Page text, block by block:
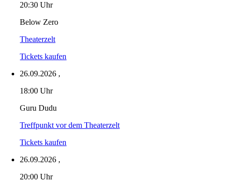
20:30 Uhr
Below Zero
Theaterzelt
Tickets kaufen
26.09.2026 ,
18:00 Uhr
Guru Dudu
Treffpunkt vor dem Theaterzelt
Tickets kaufen
26.09.2026 ,
20:00 Uhr